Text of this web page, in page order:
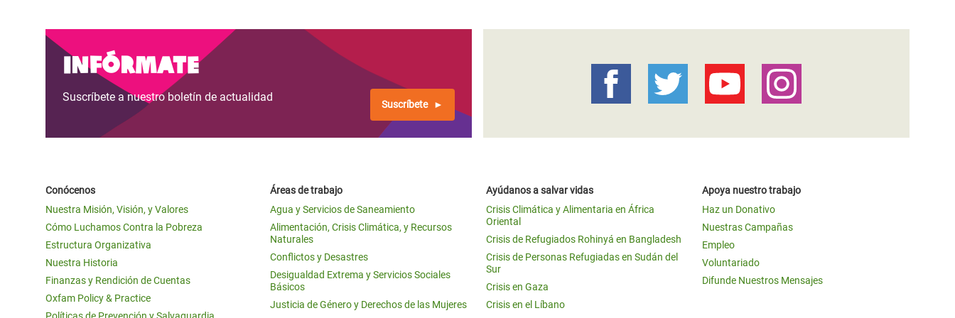
Conflictos y Desastres
Desigualdad Extrema y
Servicios Sociales Básicos
Inequality and Rights in a
Digital Age
en África Oriental
Crisis de Personas Refugiadas
Crisis de Refugiados Rohinyá
Crisis en Yemen
Erradiquemos el Sufrimiento Humano que
se Oculta tras los Alimentos
¡Basta! Acabemos con las violencias contra
mujeres y niñas
a
navegación
Infórmate
Suscríbete a nuestro boletín de actualidad
Suscríbete
Conócenos
Nuestra Misión, Visión, y Valores
Cómo Luchamos Contra la Pobreza
Estructura Organizativa
Nuestra Historia
Finanzas y Rendición de Cuentas
Oxfam Policy & Practice
Áreas de trabajo
Agua y Servicios de Saneamiento
Alimentación, Crisis Climática, y Recursos
Naturales
Conflictos y Desastres
Desigualdad Extrema y Servicios Sociales
Básicos
Justicia de Género y Derechos de las Mujeres
Ayúdanos a salvar vidas
Crisis Climática y Alimentaria en África
Oriental
Crisis de Refugiados Rohinyá en Bangladesh
Crisis de Personas Refugiadas en Sudán del
Sur
Crisis en Gaza
Crisis en el Líbano
Apoya nuestro trabajo
Haz un Donativo
Nuestras Campañas
Empleo
Voluntariado
Difunde Nuestros Mensajes